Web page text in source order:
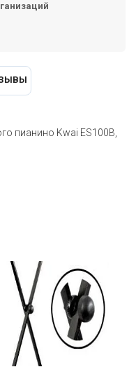
пианино Kwai ES100B,